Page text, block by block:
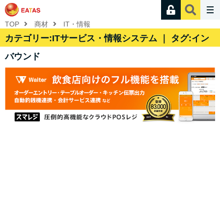
TOP 商材 IT・情報
カテゴリー:ITサービス・情報システム ｜ タグ:イン
バウンド